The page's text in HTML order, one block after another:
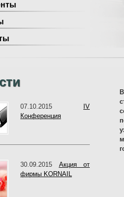
07.10.2015
IV
Конференция
30.09.2015 Акция от
фирмы KORNAIL